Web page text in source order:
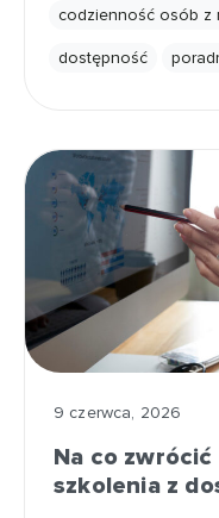
codzienność osób z
dostępność
9 czerwca, 2026
Na co
szkolenia z